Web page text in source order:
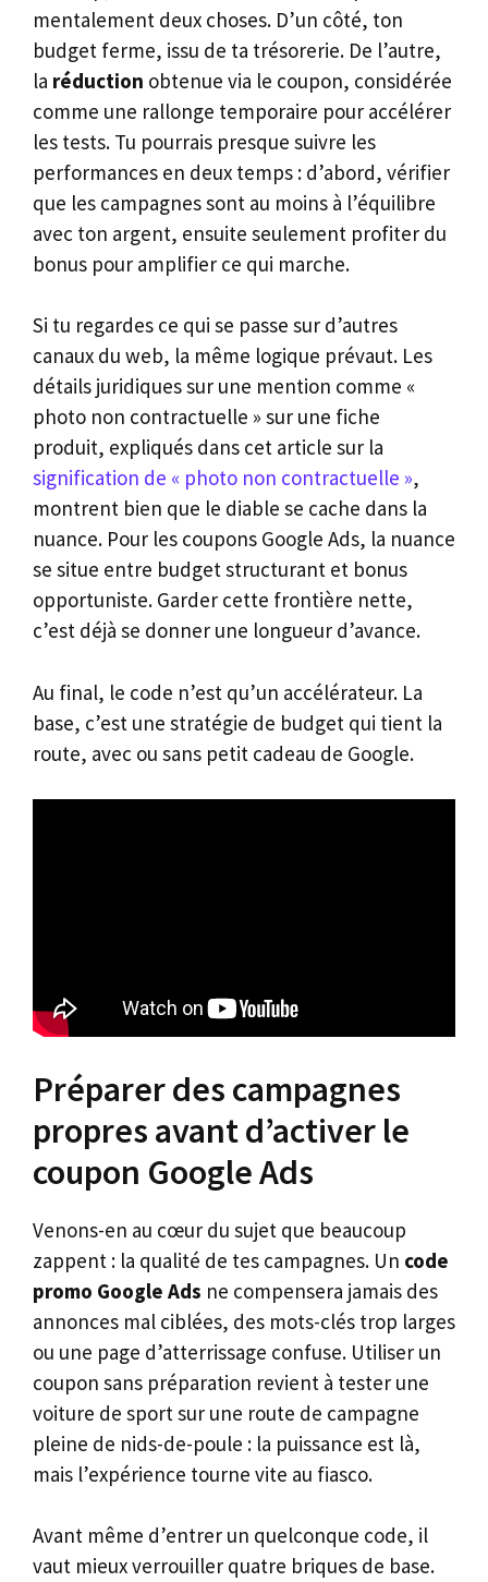
mentalement deux choses. D’un côté, ton
budget ferme, issu de ta trésorerie. De l’autre,
la réduction obtenue via le coupon, considérée
comme une rallonge temporaire pour accélérer
les tests. Tu pourrais presque suivre les
performances en deux temps : d’abord, vérifier
que les campagnes sont au moins à l’équilibre
avec ton argent, ensuite seulement profiter du
bonus pour amplifier ce qui marche.
Si tu regardes ce qui se passe sur d’autres
canaux du web, la même logique prévaut. Les
détails juridiques sur une mention comme «
photo non contractuelle » sur une fiche
produit, expliqués dans cet article sur la
signification de « photo non contractuelle »,
montrent bien que le diable se cache dans la
nuance. Pour les coupons Google Ads, la nuance
se situe entre budget structurant et bonus
opportuniste. Garder cette frontière nette,
c’est déjà se donner une longueur d’avance.
Au final, le code n’est qu’un accélérateur. La
base, c’est une stratégie de budget qui tient la
route, avec ou sans petit cadeau de Google.
Préparer des campagnes
propres avant d’activer le
coupon Google Ads
Venons-en au cœur du sujet que beaucoup
zappent : la qualité de tes campagnes. Un code
promo Google Ads ne compensera jamais des
annonces mal ciblées, des mots-clés trop larges
ou une page d’atterrissage confuse. Utiliser un
coupon sans préparation revient à tester une
voiture de sport sur une route de campagne
pleine de nids-de-poule : la puissance est là,
mais l’expérience tourne vite au fiasco.
Avant même d’entrer un quelconque code, il
vaut mieux verrouiller quatre briques de base.